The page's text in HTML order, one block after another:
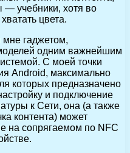
— учебники, хотя во
цвета.
мне гаджетом,
одним важнейшим
С моей точки
Android, максимально
которых предназначено
и подключение
к Сети, она (а также
контента) может
на сопрягаемом по NFC